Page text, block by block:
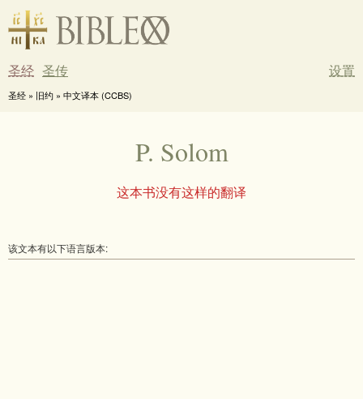
圣经 圣传 设置
圣经 » 旧约 » 中文译本 (CCBS)
P. Solom
这本书没有这样的翻译
该文本有以下语言版本: